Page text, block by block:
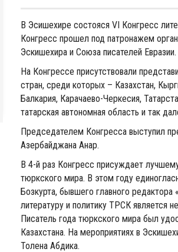
В Эсишехире состояся VI Конгресс
Конгресс прошел под патронажем
Эскишехира и Союза писателей Евразии.
На Конгрессе присутствовали
стран, среди которых – Казахстан,
Балкария, Карачаево-Черкесия,
татарская автономная область и так
Председателем Конгресса выступил
Азербайджана Анар.
В 4-й раз Конгресс присуждает
тюркского мира. В этом году
Бозкурта, бывшего главного редактора
литературу и политику ТРСК является
Писатель года тюркского мира был
Казахстана. На мероприятиях в
Толена Абдика.